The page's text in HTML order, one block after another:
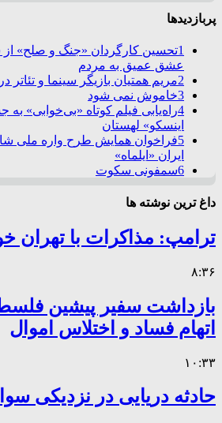
پربازدیدها
1تحسین کارگردان «جنگ و صلح» از
عشق عمیق به مردم
2مریم همتیان بازیگر سینما و
3خاموش نمی شود
4راه‌یابی فیلم کوتاه «بی‌خوابی» به
اینسکو» لهستان
5فراخوان همایش طرح واره ملی
ایران «ایلماه»
6سمفونی سکوت
داغ ترین نوشته ها
ترامپ: مذاکرات با
۸:۳۶
بازداشت سفیر پیشین
اتهام فساد و اختلاس اموال
۱۰:۳۳
حادثه دریایی در نزدیکی